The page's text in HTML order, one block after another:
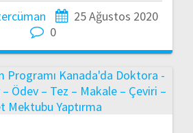
25 Ağustos 2020
0